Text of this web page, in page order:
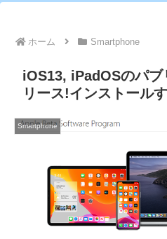
ホーム Smartphone
iOS13, iPadOSのパブ
リース!インストール
Smartphone